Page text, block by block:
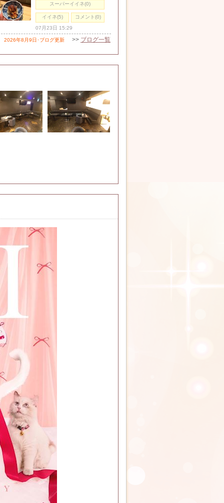
スーパーイイネ(0)
イイネ(5)
コメント(0)
07月23日 15:29
2026年8月9日･ブログ更新 >> ブログ一覧